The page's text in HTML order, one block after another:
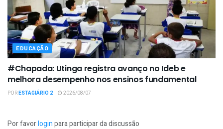
EDUCAÇÃO
#Chapada: Utinga registra avanço no Ideb e
melhora desempenho nos ensinos fundamental
PORESTAGIÁRIO 2 2026/08/07
Por favorloginpara participar da discussão